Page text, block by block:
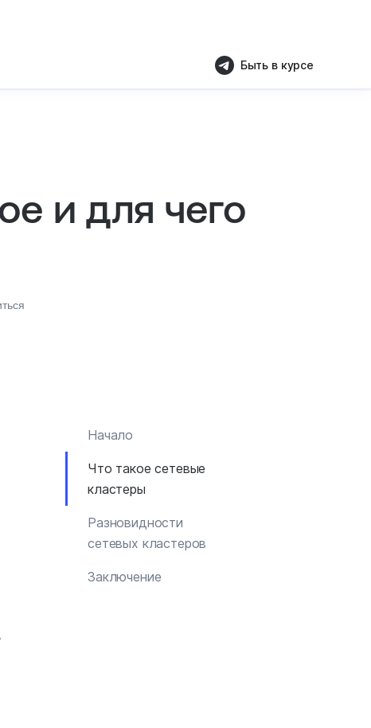
Быть в курсе
и для чего
Начало
Что такое сетевые
кластеры
Разновидности
сетевых кластеров
Заключение